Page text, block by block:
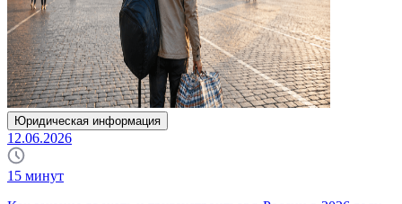
Юридическая информация
12.06.2026
15 минут